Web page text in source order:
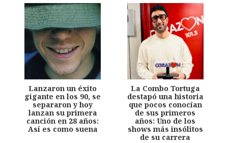
Lanzaron un éxito
gigante en los 90, se
separaron y hoy
lanzan su primera
canción en 28 años:
Así es como suena
La Combo Tortuga
destapó una historia
que pocos conocían
de sus primeros
años: Uno de los
shows más insólitos
de su carrera